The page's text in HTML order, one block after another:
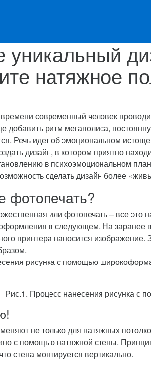
уникальный
натяжное
современный человек
добавить ритм мегаполиса,
Речь идет об эмоциональном
дизайн, в котором приятно
в психоэмоциональном
сделать дизайн более
фотопечать?
или фотопечать – все это
в следующем. На заранее
принтера наносится изображение.
Рис.1. Процесс нанесения рисунка с
не только для натяжных
с помощью натяжной стены.
стена монтируется вертикально.